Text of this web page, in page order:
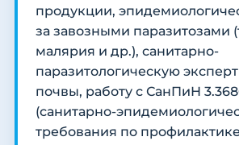
продукции,
за завозными паразитозами
малярия и др.), санитарно-
паразитологическую
почвы, работу с СанПиН
(санитарно-
требования по